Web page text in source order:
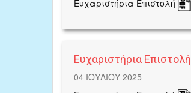
Ευχαριστήρια Επιστολή
Ευχαριστήρια Επιστολή
04 ΙΟΥΛΙΟΥ 2025